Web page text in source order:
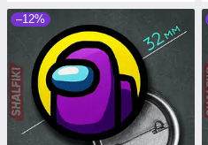
–12%